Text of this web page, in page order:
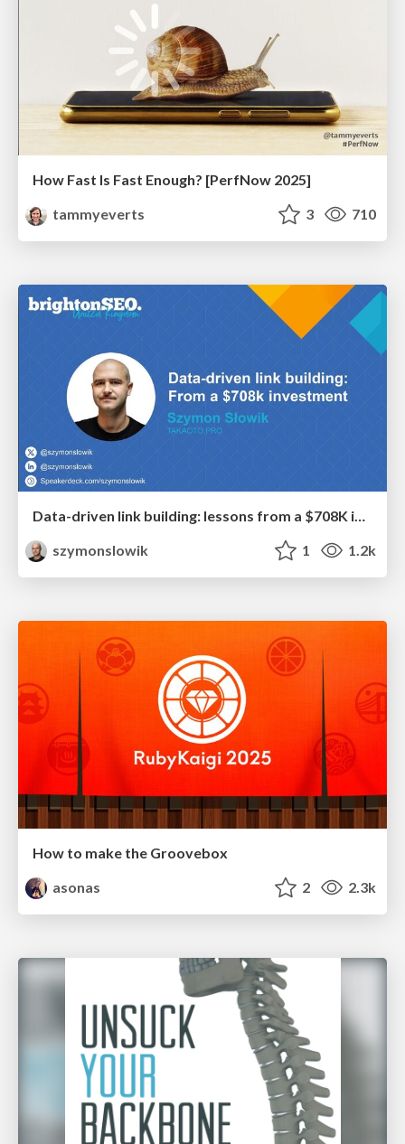
How Fast Is Fast Enough? [PerfNow 2025]
tammyeverts
3 710
Data-driven link building: lessons from a $708K investment (BrightonSEO talk)
szymonslowik
1 1.2k
How to make the Groovebox
asonas
2 2.3k